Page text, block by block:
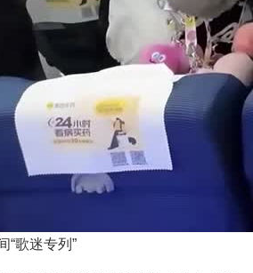
“歌迷专列”